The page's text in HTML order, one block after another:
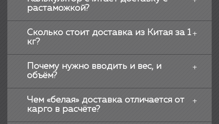
растаможкой?
Сколько стоит доставка из Китая за 1
кг?
Почему нужно вводить и вес, и
объём?
Чем «белая» доставка отличается от
карго в расчёте?